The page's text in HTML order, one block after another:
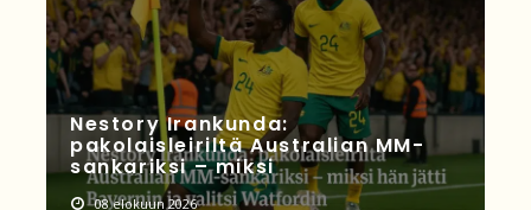
Nestory Irankunda:
pakolaisleiriltä Australian MM-
sankariksi – miksi
08 elokuun 2026